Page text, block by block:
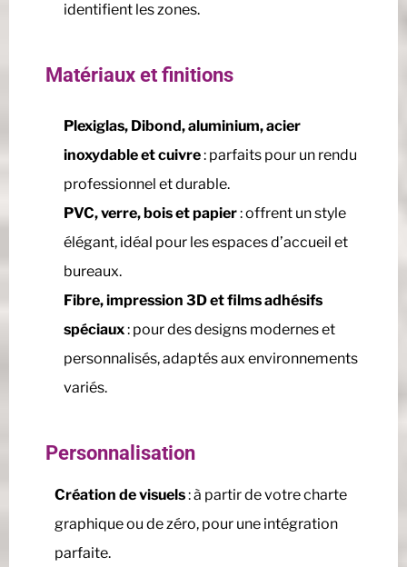
identifient les zones.
Matériaux et finitions
Plexiglas, Dibond, aluminium, acier
inoxydable et cuivre: parfaits pour un rendu
professionnel et durable.
PVC, verre, bois et papier: offrent un style
élégant, idéal pour les espaces d’accueil et
bureaux.
Fibre, impression 3D et films adhésifs
spéciaux: pour des designs modernes et
personnalisés, adaptés aux environnements
variés.
Personnalisation
Création de visuels: à partir de votre charte
graphique ou de zéro, pour une intégration
parfaite.